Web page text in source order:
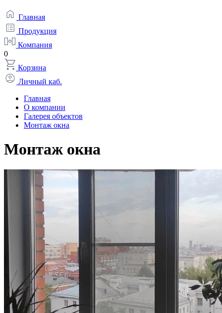
Главная
Продукция
Компания
0
Корзина
Личный каб.
Главная
О компании
Галерея объектов
Монтаж окна
Монтаж окна